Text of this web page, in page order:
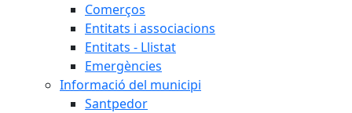
Comerços
Entitats i associacions
Entitats - Llistat
Emergències
Informació del municipi
Santpedor